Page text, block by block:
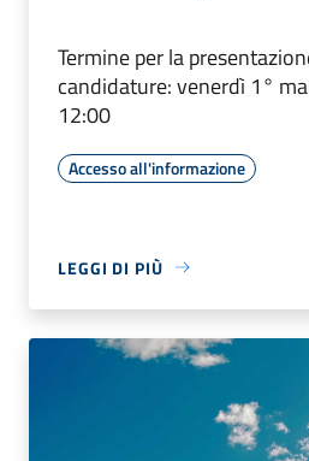
Termine per la
candidature: venerdì 1°
12:00
Accesso all'informazione
LEGGI DI PIÙ